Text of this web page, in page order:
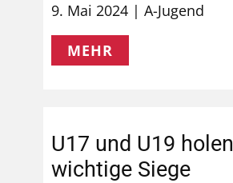
9. Mai 2024 A-Jugend
MEHR
U17 und U19 holen
wichtige Siege